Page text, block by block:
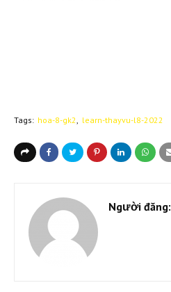
Tags: hoa-8-gk2 learn-thayvu-l8-2022
Người đăng: